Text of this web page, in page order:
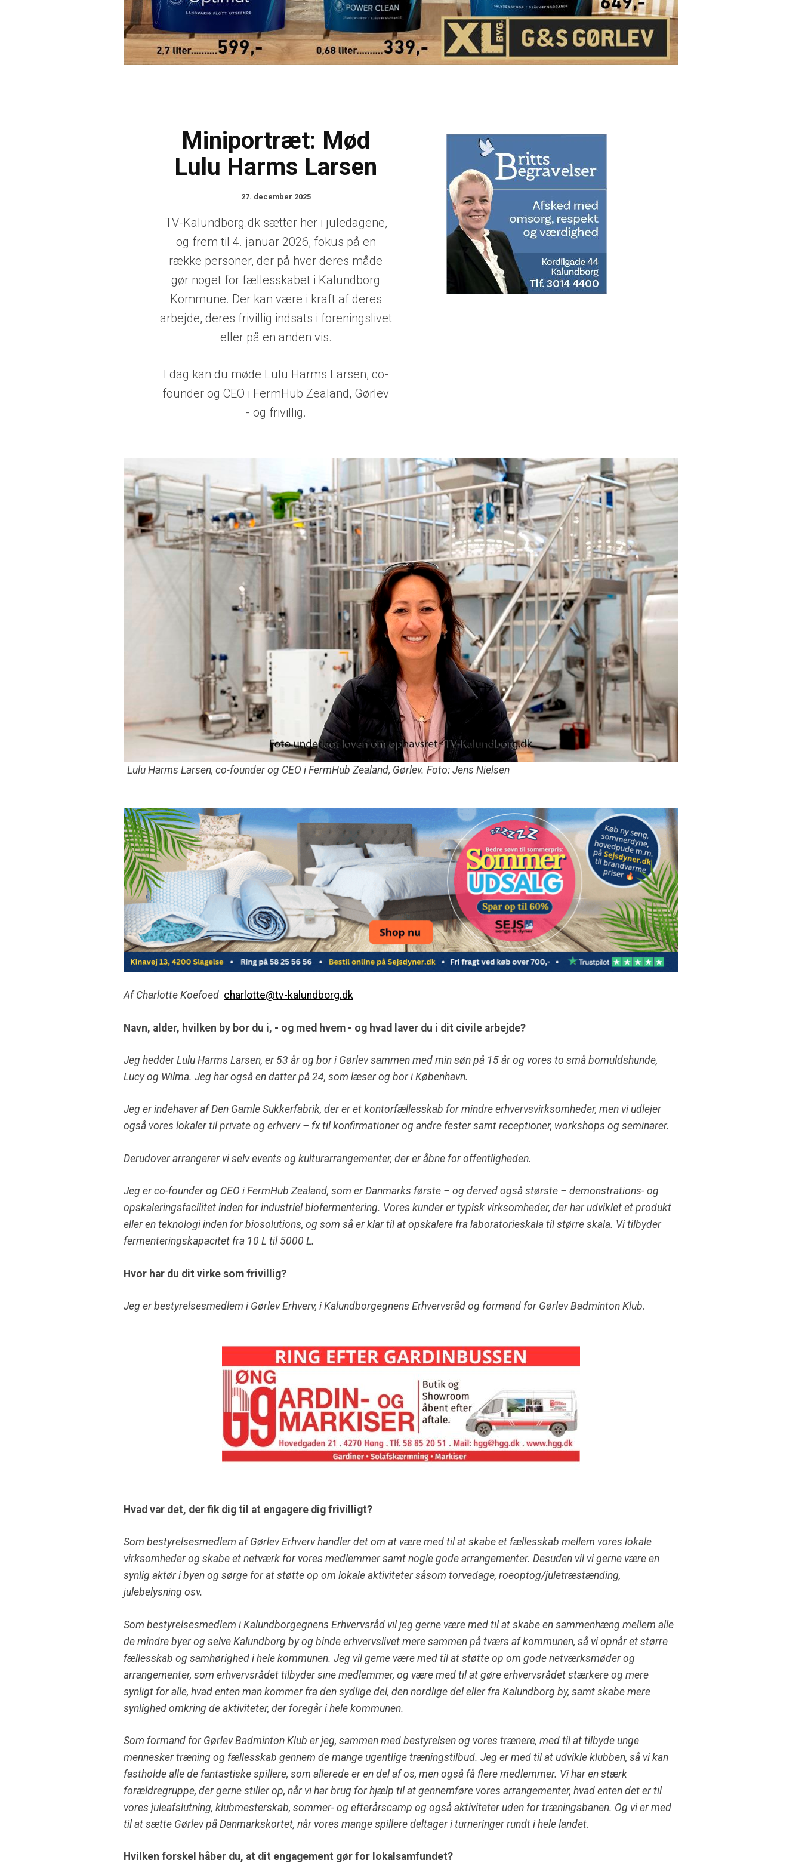
Miniportræt: Mød
Lulu Harms Larsen
27. december 2025
TV-Kalundborg.dk sætter her i juledagene,
og frem til 4. januar 2026, fokus på en
række personer, der på hver deres måde
gør noget for fællesskabet i Kalundborg
Kommune. Der kan være i kraft af deres
arbejde, deres frivillig indsats i foreningslivet
eller på en anden vis.
I dag kan du møde Lulu Harms Larsen, co-
founder og CEO i FermHub Zealand, Gørlev
- og frivillig.
Lulu Harms Larsen, co-founder og CEO i FermHub Zealand, Gørlev. Foto: Jens Nielsen
Af Charlotte Koefoed charlotte@tv-kalundborg.dk
Navn, alder, hvilken by bor du i, - og med hvem - og hvad laver du i dit civile arbejde?
Jeg hedder Lulu Harms Larsen, er 53 år og bor i Gørlev sammen med min søn på 15 år og vores to små bomuldshunde,
Lucy og Wilma. Jeg har også en datter på 24, som læser og bor i København.
Jeg er indehaver af Den Gamle Sukkerfabrik, der er et kontorfællesskab for mindre erhvervsvirksomheder, men vi udlejer
også vores lokaler til private og erhverv – fx til konfirmationer og andre fester samt receptioner, workshops og seminarer.
Derudover arrangerer vi selv events og kulturarrangementer, der er åbne for offentligheden.
Jeg er co-founder og CEO i FermHub Zealand, som er Danmarks første – og derved også største – demonstrations- og
opskaleringsfacilitet inden for industriel biofermentering. Vores kunder er typisk virksomheder, der har udviklet et produkt
eller en teknologi inden for biosolutions, og som så er klar til at opskalere fra laboratorieskala til større skala. Vi tilbyder
fermenteringskapacitet fra 10 L til 5000 L.
Hvor har du dit virke som frivillig?
Jeg er bestyrelsesmedlem i Gørlev Erhverv, i Kalundborgegnens Erhvervsråd og formand for Gørlev Badminton Klub.
Hvad var det, der fik dig til at engagere dig frivilligt?
Som bestyrelsesmedlem af Gørlev Erhverv handler det om at være med til at skabe et fællesskab mellem vores lokale
virksomheder og skabe et netværk for vores medlemmer samt nogle gode arrangementer. Desuden vil vi gerne være en
synlig aktør i byen og sørge for at støtte op om lokale aktiviteter såsom torvedage, roeoptog/juletræstænding,
julebelysning osv.
Som bestyrelsesmedlem i Kalundborgegnens Erhvervsråd vil jeg gerne være med til at skabe en sammenhæng mellem alle
de mindre byer og selve Kalundborg by og binde erhvervslivet mere sammen på tværs af kommunen, så vi opnår et større
fællesskab og samhørighed i hele kommunen. Jeg vil gerne være med til at støtte op om gode netværksmøder og
arrangementer, som erhvervsrådet tilbyder sine medlemmer, og være med til at gøre erhvervsrådet stærkere og mere
synligt for alle, hvad enten man kommer fra den sydlige del, den nordlige del eller fra Kalundborg by, samt skabe mere
synlighed omkring de aktiviteter, der foregår i hele kommunen.
Som formand for Gørlev Badminton Klub er jeg, sammen med bestyrelsen og vores trænere, med til at tilbyde unge
mennesker træning og fællesskab gennem de mange ugentlige træningstilbud. Jeg er med til at udvikle klubben, så vi kan
fastholde alle de fantastiske spillere, som allerede er en del af os, men også få flere medlemmer. Vi har en stærk
forældregruppe, der gerne stiller op, når vi har brug for hjælp til at gennemføre vores arrangementer, hvad enten det er til
vores juleafslutning, klubmesterskab, sommer- og efterårscamp og også aktiviteter uden for træningsbanen. Og vi er med
til at sætte Gørlev på Danmarkskortet, når vores mange spillere deltager i turneringer rundt i hele landet.
Hvilken forskel håber du, at dit engagement gør for lokalsamfundet?